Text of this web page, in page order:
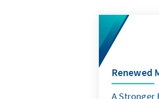
Renewed
A Stronger